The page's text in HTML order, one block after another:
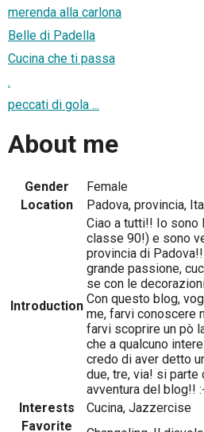
merenda alla carlona
Belle di Padella
Cucina che ti passa
.
peccati di gola ...
About me
Gender
Female
Location
Padova, provincia,
Introduction
Ciao a tutti!! Io sono
classe 90!) e sono
provincia di
grande passione,
se con le
Con questo blog,
me, farvi conoscere
farvi scoprire un pò
che a qualcuno
credo di aver detto
due, tre, via! si parte
avventura del blog!!
Interests
Cucina, Jazzercise
Favorite